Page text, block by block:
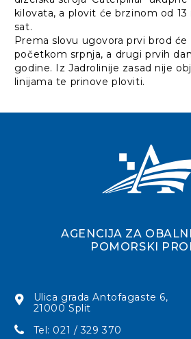
kilovata, a plovit će brzinom od
sat.
Prema slovu ugovora prvi brod će
početkom srpnja, a drugi prvih
godine. Iz Jadrolinije zasad nije
linijama te prinove ploviti.
AGENCIJA ZA
POMORSKI
Ulica grada Antofagaste 6,
21000 Split
Tel: 021 / 329 370